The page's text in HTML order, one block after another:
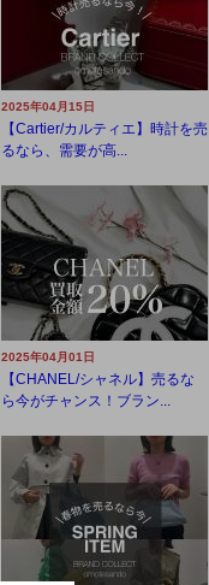
2025年04月15日
【Cartier/カルティエ】時計を売
るなら、需要が高...
2025年04月01日
【CHANEL/シャネル】売るな
ら今がチャンス！ブラン...